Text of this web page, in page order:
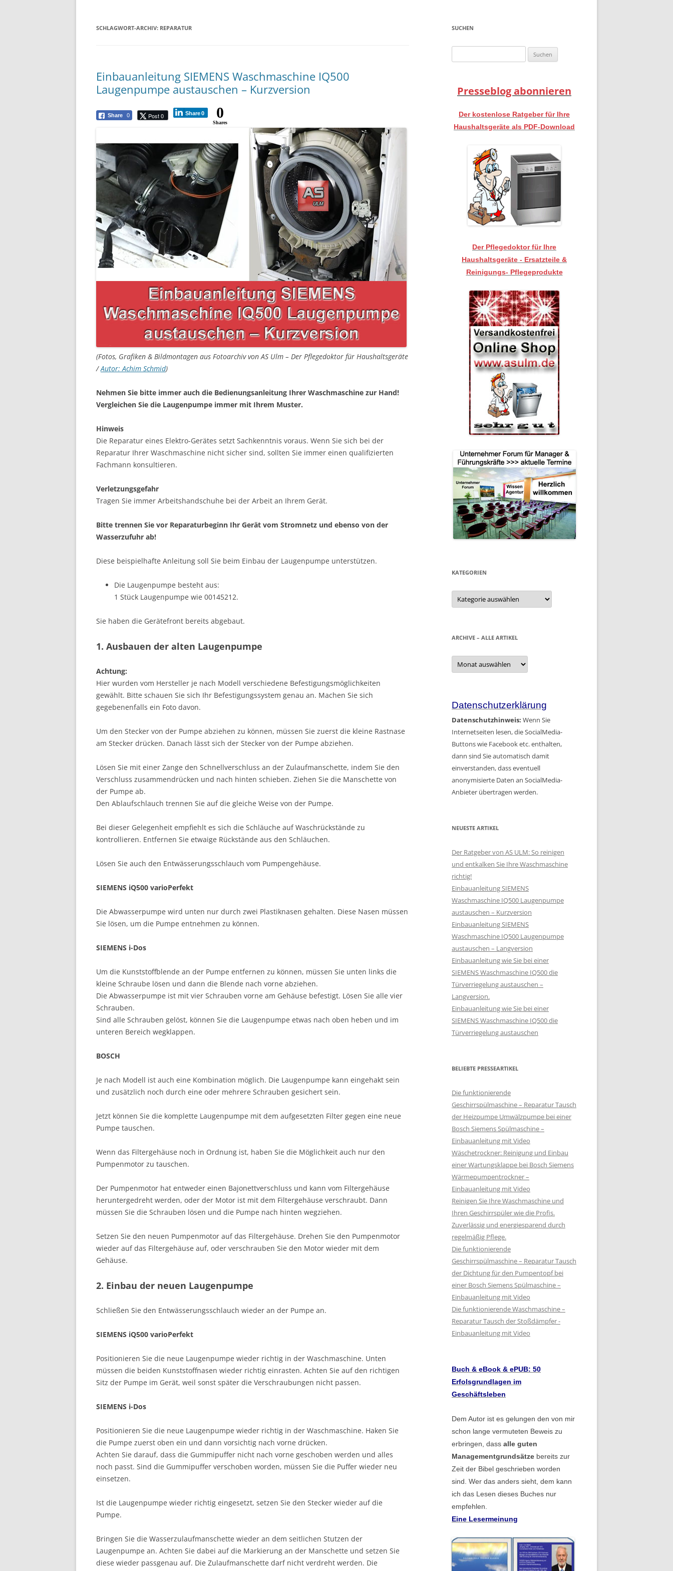
SCHLAGWORT-ARCHIV: REPARATUR
Einbauanleitung SIEMENS Waschmaschine IQ500
Laugenpumpe austauschen – Kurzversion
Share 0 Post 0 Share0 0
Shares
(Fotos, Grafiken & Bildmontagen aus Fotoarchiv von AS Ulm – Der Pflegedoktor für Haushaltsgeräte
/Autor: Achim Schmid)
Nehmen Sie bitte immer auch die Bedienungsanleitung Ihrer Waschmaschine zur Hand!
Vergleichen Sie die Laugenpumpe immer mit Ihrem Muster.
Hinweis
Die Reparatur eines Elektro-Gerätes setzt Sachkenntnis voraus. Wenn Sie sich bei der
Reparatur Ihrer Waschmaschine nicht sicher sind, sollten Sie immer einen qualifizierten
Fachmann konsultieren.
Verletzungsgefahr
Tragen Sie immer Arbeitshandschuhe bei der Arbeit an Ihrem Gerät.
Bitte trennen Sie vor Reparaturbeginn Ihr Gerät vom Stromnetz und ebenso von der
Wasserzufuhr ab!
Diese beispielhafte Anleitung soll Sie beim Einbau der Laugenpumpe unterstützen.
Die Laugenpumpe besteht aus:
1 Stück Laugenpumpe wie 00145212.
Sie haben die Gerätefront bereits abgebaut.
1. Ausbauen der alten Laugenpumpe
Achtung:
Hier wurden vom Hersteller je nach Modell verschiedene Befestigungsmöglichkeiten
gewählt. Bitte schauen Sie sich Ihr Befestigungssystem genau an. Machen Sie sich
gegebenenfalls ein Foto davon.
Um den Stecker von der Pumpe abziehen zu können, müssen Sie zuerst die kleine Rastnase
am Stecker drücken. Danach lässt sich der Stecker von der Pumpe abziehen.
Lösen Sie mit einer Zange den Schnellverschluss an der Zulaufmanschette, indem Sie den
Verschluss zusammendrücken und nach hinten schieben. Ziehen Sie die Manschette von
der Pumpe ab.
Den Ablaufschlauch trennen Sie auf die gleiche Weise von der Pumpe.
Bei dieser Gelegenheit empfiehlt es sich die Schläuche auf Waschrückstände zu
kontrollieren. Entfernen Sie etwaige Rückstände aus den Schläuchen.
Lösen Sie auch den Entwässerungsschlauch vom Pumpengehäuse.
SIEMENS iQ500 varioPerfekt
Die Abwasserpumpe wird unten nur durch zwei Plastiknasen gehalten. Diese Nasen müssen
Sie lösen, um die Pumpe entnehmen zu können.
SIEMENS i-Dos
Um die Kunststoffblende an der Pumpe entfernen zu können, müssen Sie unten links die
kleine Schraube lösen und dann die Blende nach vorne abziehen.
Die Abwasserpumpe ist mit vier Schrauben vorne am Gehäuse befestigt. Lösen Sie alle vier
Schrauben.
Sind alle Schrauben gelöst, können Sie die Laugenpumpe etwas nach oben heben und im
unteren Bereich wegklappen.
BOSCH
Je nach Modell ist auch eine Kombination möglich. Die Laugenpumpe kann eingehakt sein
und zusätzlich noch durch eine oder mehrere Schrauben gesichert sein.
Jetzt können Sie die komplette Laugenpumpe mit dem aufgesetzten Filter gegen eine neue
Pumpe tauschen.
Wenn das Filtergehäuse noch in Ordnung ist, haben Sie die Möglichkeit auch nur den
Pumpenmotor zu tauschen.
Der Pumpenmotor hat entweder einen Bajonettverschluss und kann vom Filtergehäuse
heruntergedreht werden, oder der Motor ist mit dem Filtergehäuse verschraubt. Dann
müssen Sie die Schrauben lösen und die Pumpe nach hinten wegziehen.
Setzen Sie den neuen Pumpenmotor auf das Filtergehäuse. Drehen Sie den Pumpenmotor
wieder auf das Filtergehäuse auf, oder verschrauben Sie den Motor wieder mit dem
Gehäuse.
2. Einbau der neuen Laugenpumpe
Schließen Sie den Entwässerungsschlauch wieder an der Pumpe an.
SIEMENS iQ500 varioPerfekt
Positionieren Sie die neue Laugenpumpe wieder richtig in der Waschmaschine. Unten
müssen die beiden Kunststoffnasen wieder richtig einrasten. Achten Sie auf den richtigen
Sitz der Pumpe im Gerät, weil sonst später die Verschraubungen nicht passen.
SIEMENS i-Dos
Positionieren Sie die neue Laugenpumpe wieder richtig in der Waschmaschine. Haken Sie
die Pumpe zuerst oben ein und dann vorsichtig nach vorne drücken.
Achten Sie darauf, dass die Gummipuffer nicht nach vorne geschoben werden und alles
noch passt. Sind die Gummipuffer verschoben worden, müssen Sie die Puffer wieder neu
einsetzen.
Ist die Laugenpumpe wieder richtig eingesetzt, setzen Sie den Stecker wieder auf die
Pumpe.
Bringen Sie die Wasserzulaufmanschette wieder an dem seitlichen Stutzen der
Laugenpumpe an. Achten Sie dabei auf die Markierung an der Manschette und setzen Sie
diese wieder passgenau auf. Die Zulaufmanschette darf nicht verdreht werden. Die
SUCHEN
nach:
Presseblog abonnieren
Der kostenlose Ratgeber für Ihre
Haushaltsgeräte als PDF-Download
Der Pflegedoktor für Ihre
Haushaltsgeräte - Ersatzteile &
Reinigungs- Pflegeprodukte
KATEGORIEN
Kategorien
ARCHIVE – ALLE ARTIKEL
Archive
alle
Datenschutzerklärung
Datenschutzhinweis: Wenn Sie
Internetseiten lesen, die SocialMedia-
Buttons wie Facebook etc. enthalten,
dann sind Sie automatisch damit
einverstanden, dass eventuell
anonymisierte Daten an SocialMedia-
Anbieter übertragen werden.
NEUESTE ARTIKEL
Der Ratgeber von AS ULM: So reinigen
und entkalken Sie Ihre Waschmaschine
richtig!
Einbauanleitung SIEMENS
Waschmaschine IQ500 Laugenpumpe
austauschen – Kurzversion
Einbauanleitung SIEMENS
Waschmaschine IQ500 Laugenpumpe
austauschen – Langversion
Einbauanleitung wie Sie bei einer
SIEMENS Waschmaschine IQ500 die
Türverriegelung austauschen –
Langversion.
Einbauanleitung wie Sie bei einer
SIEMENS Waschmaschine IQ500 die
Türverriegelung austauschen
BELIEBTE PRESSEARTIKEL
Die funktionierende
Geschirrspülmaschine – Reparatur Tausch
der Heizpumpe Umwälzpumpe bei einer
Bosch Siemens Spülmaschine –
Einbauanleitung mit Video
Wäschetrockner: Reinigung und Einbau
einer Wartungsklappe bei Bosch Siemens
Wärmepumpentrockner –
Einbauanleitung mit Video
Reinigen Sie Ihre Waschmaschine und
Ihren Geschirrspüler wie die Profis.
Zuverlässig und energiesparend durch
regelmäßig Pflege.
Die funktionierende
Geschirrspülmaschine – Reparatur Tausch
der Dichtung für den Pumpentopf bei
einer Bosch Siemens Spülmaschine –
Einbauanleitung mit Video
Die funktionierende Waschmaschine –
Reparatur Tausch der Stoßdämpfer -
Einbauanleitung mit Video
Buch & eBook & ePUB: 50
Erfolsgrundlagen im
Geschäftsleben
Dem Autor ist es gelungen den von mir
schon lange vermuteten Beweis zu
erbringen, dass alle guten
Managementgrundsätze bereits zur
Zeit der Bibel geschrieben worden
sind. Wer das anders sieht, dem kann
ich das Lesen dieses Buches nur
empfehlen.
Eine Lesermeinung